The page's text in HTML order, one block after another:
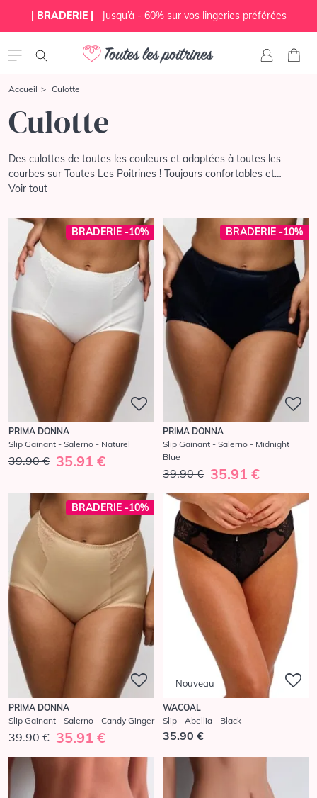
| BRADERIE | Jusqu’à - 60% sur vos lingeries préférées
Accueil Culotte
Culotte
Des culottes de toutes les couleurs et adaptées à toutes les
courbes sur Toutes Les Poitrines ! Toujours confortables et
classiques, vous trouverez ici une riche sélection de modèles et de
tenues.
Voir tout
BRADERIE -10%
PRIMA DONNA
Slip Gainant - Salerno - Naturel
39.90 € 35.91 €
BRADERIE -10%
PRIMA DONNA
Slip Gainant - Salerno - Midnight
Blue
39.90 € 35.91 €
BRADERIE -10%
PRIMA DONNA
Slip Gainant - Salerno - Candy Ginger
39.90 € 35.91 €
Nouveau
WACOAL
Slip - Abellia - Black
35.90 €